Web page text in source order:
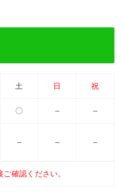
土 日 祝
〇 – –
– – –
確認ください。